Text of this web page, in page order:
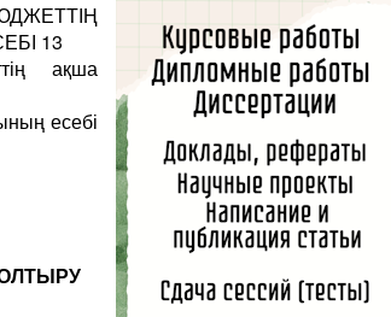
13
ақша
есебі